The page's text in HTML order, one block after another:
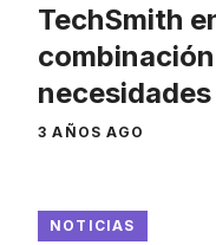
TechSmith
3 AÑOS AGO
NOTICIAS